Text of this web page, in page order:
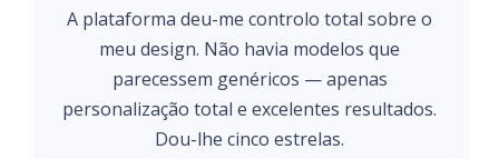
A plataforma deu-me controlo total sobre o
meu design. Não havia modelos que
parecessem genéricos — apenas
personalização total e excelentes resultados.
Dou-lhe cinco estrelas.